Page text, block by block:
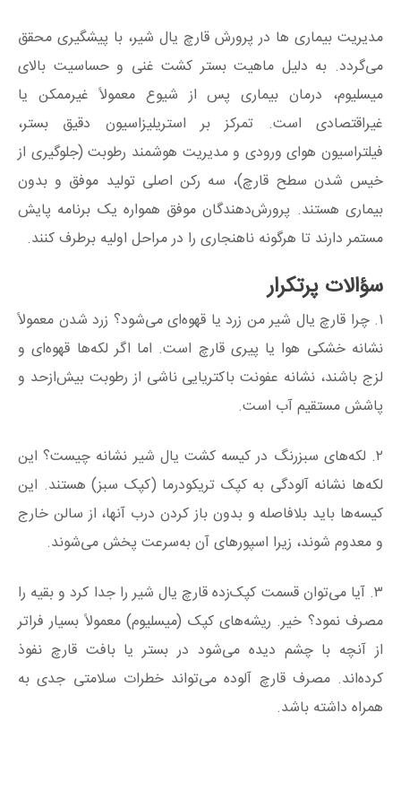
مدیریت بیماری‌ ها در پرورش قارچ یال شیر، با پیشگیری محقق
می‌گردد. به دلیل ماهیت بستر کشت غنی و حساسیت بالای
میسلیوم، درمان بیماری پس از شیوع معمولاً غیرممکن یا
غیراقتصادی است. تمرکز بر استریلیزاسیون دقیق بستر،
فیلتراسیون هوای ورودی و مدیریت هوشمند رطوبت (جلوگیری از
خیس شدن سطح قارچ)، سه رکن اصلی تولید موفق و بدون
بیماری هستند. پرورش‌دهندگان موفق همواره یک برنامه پایش
مستمر دارند تا هرگونه ناهنجاری را در مراحل اولیه برطرف کنند.
سؤالات پرتکرار
۱. چرا قارچ یال شیر من زرد یا قهوه‌ای می‌شود؟ زرد شدن معمولاً
نشانه خشکی هوا یا پیری قارچ است. اما اگر لکه‌ها قهوه‌ای و
لزج باشند، نشانه عفونت باکتریایی ناشی از رطوبت بیش‌ازحد و
پاشش مستقیم آب است.
۲. لکه‌های سبز‌رنگ در کیسه کشت یال شیر نشانه چیست؟ این
لکه‌ها نشانه آلودگی به کپک تریکودرما (کپک سبز) هستند. این
کیسه‌ها باید بلافاصله و بدون باز کردن درب آنها، از سالن خارج
و معدوم شوند، زیرا اسپورهای آن به‌سرعت پخش می‌شوند.
۳. آیا می‌توان قسمت کپک‌زده قارچ یال شیر را جدا کرد و بقیه را
مصرف نمود؟ خیر. ریشه‌های کپک (میسلیوم) معمولاً بسیار فراتر
از آنچه با چشم دیده می‌شود در بستر یا بافت قارچ نفوذ
کرده‌اند. مصرف قارچ آلوده می‌تواند خطرات سلامتی جدی به
همراه داشته باشد.